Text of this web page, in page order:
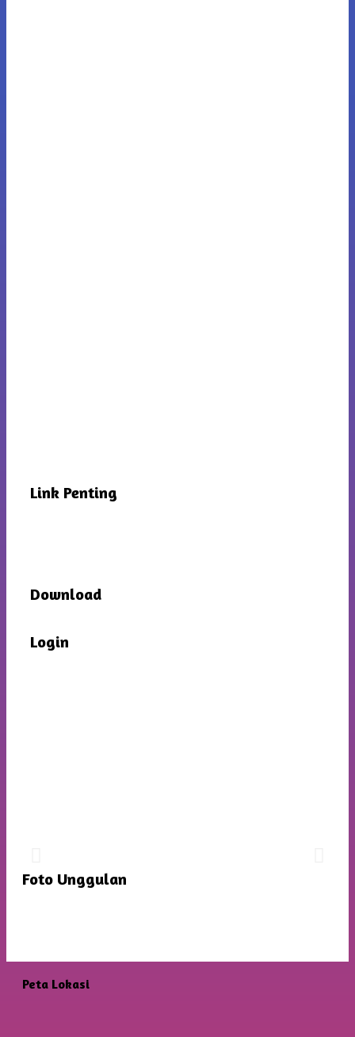
Link Penting
Download
Login
Dengan Mentari Yang Cerah Memberikan Semangat
Baru Untuk Persiapan Yang Lebih Matang
Foto Unggulan
Peta Lokasi